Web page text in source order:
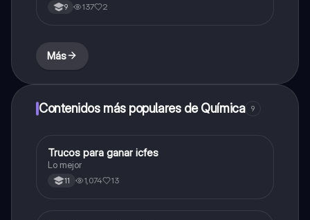
9 137 2
Más
Contenidos más populares de Química 9
Química
Trucos para ganar icfes
Lo mejor
11 1,074 13